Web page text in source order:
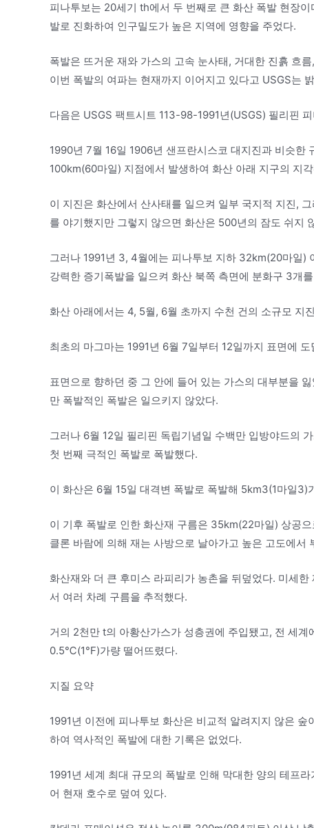
피나투보는 20세기 th에서 두 번째로 큰 화산 폭발 현장
발로 진화하여 인구밀도가 높은 지역에 영향을 주었다.
폭발은 뜨거운 재와 가스의 고속 눈사태, 거대한 진흙 흐
이번 폭발의 여파는 현재까지 이어지고 있다고 USGS는
다음은 USGS 팩트시트 113-98-1991년(USGS) 필리핀
1990년 7월 16일 1906년 샌프란시스코 대지진과 비슷한
100km(60마일) 지점에서 발생하여 화산 아래 지구의 지
이 지진은 화산에서 산사태를 일으켜 일부 국지적 지진,
를 야기했지만 그렇지 않으면 화산은 500년의 잠도 쉬지
그러나 1991년 3, 4월에는 피나투보 지하 32km(20마일)
강력한 증기폭발을 일으켜 화산 북쪽 측면에 분화구 3개
화산 아래에서는 4, 5월, 6월 초까지 수천 건의 소규모 지
최초의 마그마는 1991년 6월 7일부터 12일까지 표면에 도
표면으로 향하던 중 그 안에 들어 있는 가스의 대부분을
만 폭발적인 폭발은 일으키지 않았다.
그러나 6월 12일 필리핀 독립기념일 수백만 입방야드의
첫 번째 극적인 폭발로 폭발했다.
이 화산은 6월 15일 대격변 폭발로 폭발해 5km3(1마일3)
이 기후 폭발로 인한 화산재 구름은 35km(22마일) 상공
클론 바람에 의해 재는 사방으로 날아가고 높은 고도에서
화산재와 더 큰 후미스 라피리가 농촌을 뒤덮었다. 미세
서 여러 차례 구름을 추적했다.
거의 2천만 t의 아황산가스가 성층권에 주입됐고, 전 세
0.5℃(1°F)가량 떨어뜨렸다.
지질 요약
1991년 이전에 피나투보 화산은 비교적 알려지지 않은
하여 역사적인 폭발에 대한 기록은 없었다.
1991년 세계 최대 규모의 폭발로 인해 막대한 양의 테프
어 현재 호수로 덮여 있다.